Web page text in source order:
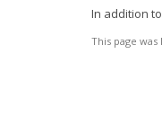
In addition
This page